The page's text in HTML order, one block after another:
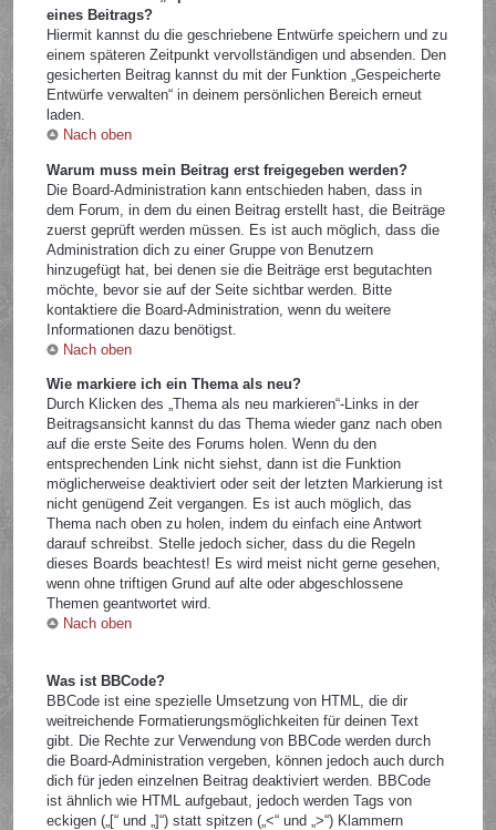
eines Beitrags?
Hiermit kannst du die geschriebene Entwürfe speichern und zu
einem späteren Zeitpunkt vervollständigen und absenden. Den
gesicherten Beitrag kannst du mit der Funktion „Gespeicherte
Entwürfe verwalten“ in deinem persönlichen Bereich erneut
laden.
Nach oben
Warum muss mein Beitrag erst freigegeben werden?
Die Board-Administration kann entschieden haben, dass in
dem Forum, in dem du einen Beitrag erstellt hast, die Beiträge
zuerst geprüft werden müssen. Es ist auch möglich, dass die
Administration dich zu einer Gruppe von Benutzern
hinzugefügt hat, bei denen sie die Beiträge erst begutachten
möchte, bevor sie auf der Seite sichtbar werden. Bitte
kontaktiere die Board-Administration, wenn du weitere
Informationen dazu benötigst.
Nach oben
Wie markiere ich ein Thema als neu?
Durch Klicken des „Thema als neu markieren“-Links in der
Beitragsansicht kannst du das Thema wieder ganz nach oben
auf die erste Seite des Forums holen. Wenn du den
entsprechenden Link nicht siehst, dann ist die Funktion
möglicherweise deaktiviert oder seit der letzten Markierung ist
nicht genügend Zeit vergangen. Es ist auch möglich, das
Thema nach oben zu holen, indem du einfach eine Antwort
darauf schreibst. Stelle jedoch sicher, dass du die Regeln
dieses Boards beachtest! Es wird meist nicht gerne gesehen,
wenn ohne triftigen Grund auf alte oder abgeschlossene
Themen geantwortet wird.
Nach oben
Was ist BBCode?
BBCode ist eine spezielle Umsetzung von HTML, die dir
weitreichende Formatierungsmöglichkeiten für deinen Text
gibt. Die Rechte zur Verwendung von BBCode werden durch
die Board-Administration vergeben, können jedoch auch durch
dich für jeden einzelnen Beitrag deaktiviert werden. BBCode
ist ähnlich wie HTML aufgebaut, jedoch werden Tags von
eckigen („[“ und „]“) statt spitzen („<“ und „>“) Klammern